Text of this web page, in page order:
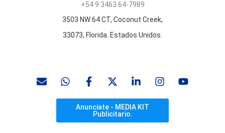
+54 9 3463 64-7989
3503 NW 64 CT, Coconut Creek,
33073, Florida. Estados Unidos.
Anunciate - MEDIA KIT
Publicitario.